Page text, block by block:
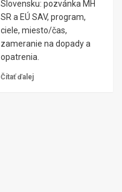
Slovensku: pozvánka MH
SR a EÚ SAV, program,
ciele, miesto/čas,
zameranie na dopady a
opatrenia.
Čítať ďalej